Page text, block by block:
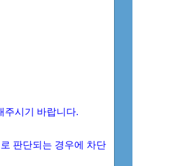
주시기 바랍니다.
판단되는 경우에 차단